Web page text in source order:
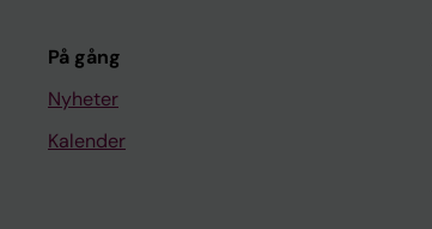
På gång
Nyheter
Kalender